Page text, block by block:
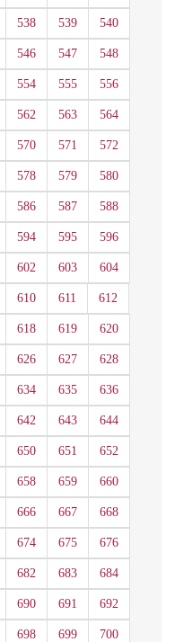
538 539 540
546 547 548
554 555 556
562 563 564
570 571 572
578 579 580
586 587 588
594 595 596
602 603 604
610 611 612
618 619 620
626 627 628
634 635 636
642 643 644
650 651 652
658 659 660
666 667 668
674 675 676
682 683 684
690 691 692
698 699 700